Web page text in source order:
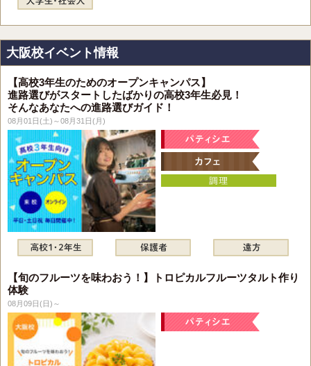
大阪校イベント情報
【高校3年生のためのオープンキャンパス】
進路選びがスタートしたばかりの高校3年生必見！
そんなあなたへの進路選びガイド！
08月01日(土)～08月31日(月)
【旬のフルーツを味わおう！】トロピカルフルーツタルト作り
体験
08月09日(日)～